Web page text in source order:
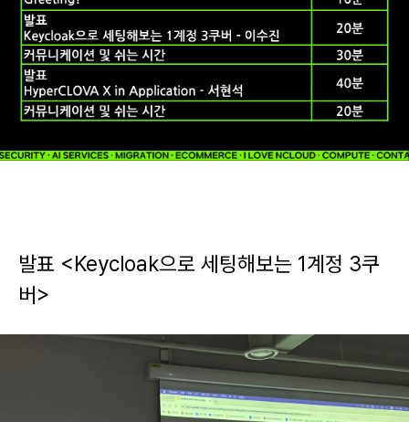
발표 <Keycloak으로 세팅해보는 1계정 3쿠
버>